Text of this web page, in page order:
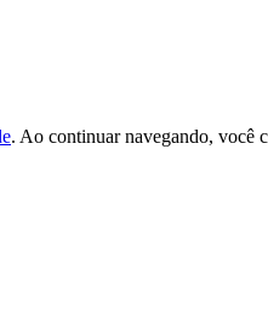
. Ao continuar navegando, você